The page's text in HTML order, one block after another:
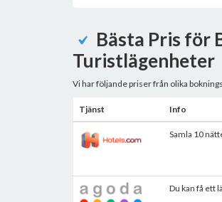
Bästa Pris för
Turistlägenheter
Vi har följande priser från olika
Tjänst Info
Samla 10
Du kan få ett